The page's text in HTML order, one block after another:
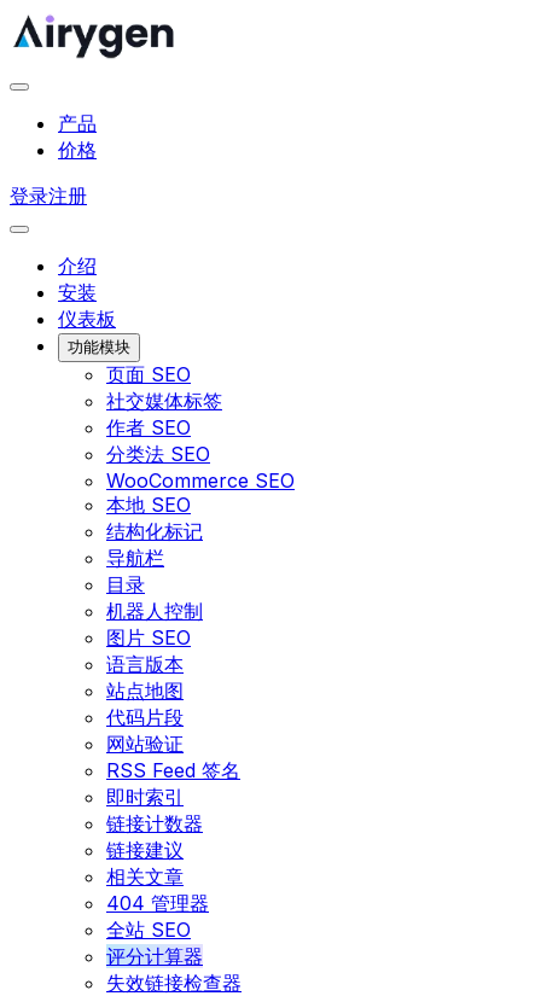
产品
价格
登录注册
介绍
安装
仪表板
功能模块
页面 SEO
社交媒体标签
作者 SEO
分类法 SEO
WooCommerce SEO
本地 SEO
结构化标记
导航栏
目录
机器人控制
图片 SEO
语言版本
站点地图
代码片段
网站验证
RSS Feed 签名
即时索引
链接计数器
链接建议
相关文章
404 管理器
全站 SEO
评分计算器
失效链接检查器